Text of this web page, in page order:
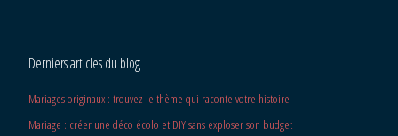
Derniers articles du blog
Mariages originaux : trouvez le thème qui raconte votre histoire
Mariage : créer une déco écolo et DIY sans exploser son budget